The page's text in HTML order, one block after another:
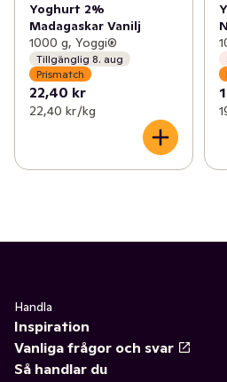
Yoghurt 2%
Madagaskar Vanilj
1000 g, Yoggi®
Tillgänglig 8. aug
Prismatch
22,40 kr
22,40 kr /kg
Handla
Inspiration
Vanliga frågor och svar
Så handlar du